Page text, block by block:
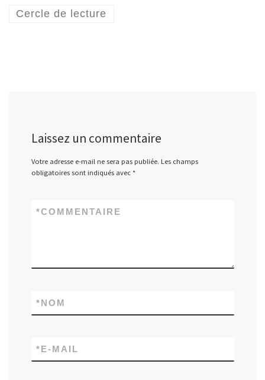
Cercle de lecture
Laissez un commentaire
Votre adresse e-mail ne sera pas publiée. Les champs
obligatoires sont indiqués avec *
COMMENTAIRE
*
NOM
*
E-MAIL
*